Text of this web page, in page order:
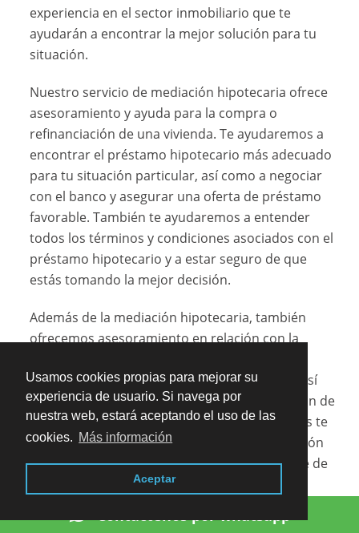
Usamos cookies propias para mejorar su
experiencia de usuario. Si navega por
nuestra web, estará aceptando el uso de las
cookies. Más información
Aceptar
experiencia en el sector inmobiliario que te
ayudarán a encontrar la mejor solución para tu
situación.
Nuestro servicio de mediación hipotecaria ofrece
asesoramiento y ayuda para la compra o
refinanciación de una vivienda. Te ayudaremos a
encontrar el préstamo hipotecario más adecuado
para tu situación particular, así como a negociar
con el banco y asegurar una oferta de préstamo
favorable. También te ayudaremos a entender
todos los términos y condiciones asociados con el
préstamo hipotecario y a estar seguro de que
estás tomando la mejor decisión.
Además de la mediación hipotecaria, también
ofrecemos asesoramiento en relación con la
personales, asesoramiento fiscal y contable, así
como asesoramiento en relación con la gestión de
propiedades. Nuestro equipo de profesionales te
ayudará en todos los aspectos de tu transacción
inmobiliaria para asegurar que todo se realice de
acuerdo con la ley y que obtengas el mejor
Contáctenos por whatsapp